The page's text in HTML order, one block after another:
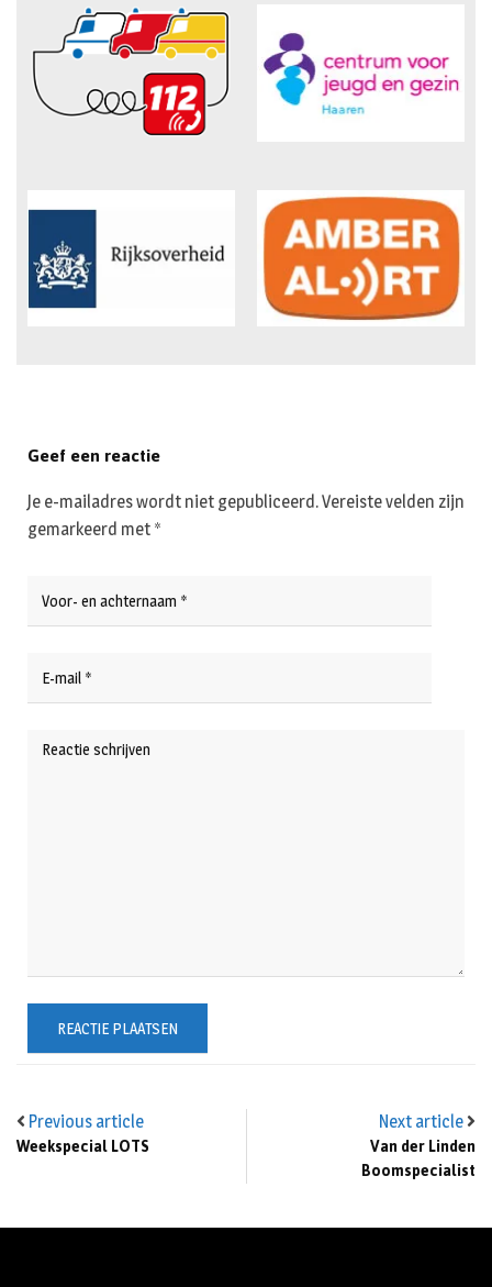
Previous article
Weekspecial LOTS
Next article
Van der Linden
Boomspecialist
Geef een reactie
Je e-mailadres wordt niet gepubliceerd.Vereiste velden zijn
gemarkeerd met *